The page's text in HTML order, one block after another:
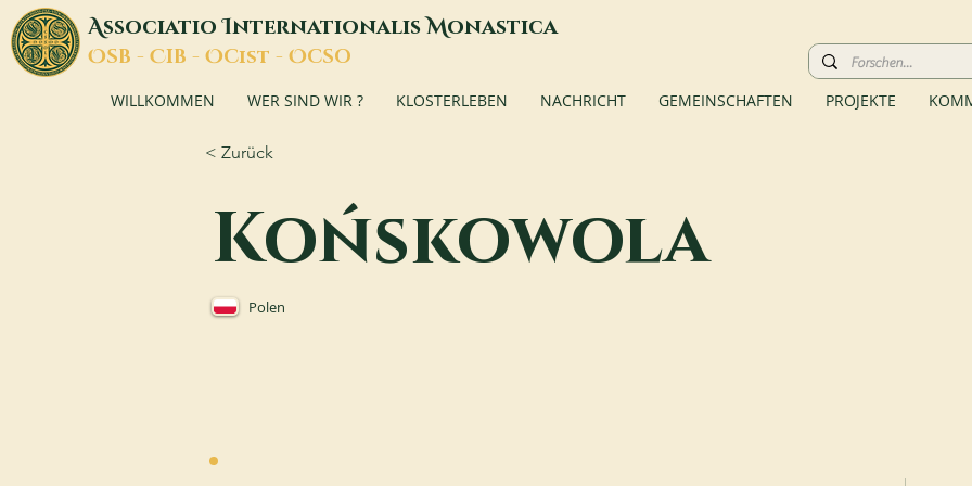
AssociatioInternationalisMonastica
OSB - CIB - OCist - OCSO
WILLKOMMEN WER SIND WIR ? KLOSTERLEBEN NACHRICHT GEMEINSCHAFTEN PROJEKTE
< Zurück
Końskowola
Polen